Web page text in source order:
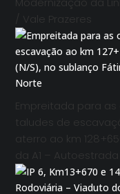
/ Vale Prazeres
Empreitada para
taludes de
aterro ao km
da A1 –